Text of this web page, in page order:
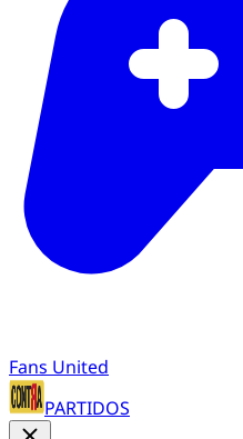
Fans United
PARTIDOS